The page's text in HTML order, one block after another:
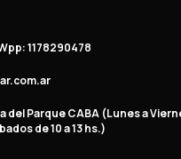
1178290478
del Parque CABA (Lunes a
de 10 a 13 hs.)